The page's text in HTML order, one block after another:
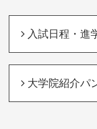
入試日程・進
大学院紹介パ